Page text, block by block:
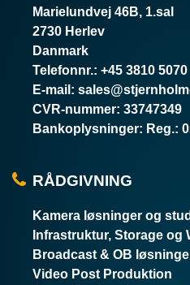
Marielundvej 46B, 1.sal
2730 Herlev
Danmark
Telefonnr.: +45 3810 5070
E-mail :
CVR-nummer: 33747349
Bankoplysninger: Reg.:
RÅDGIVNING
Kamera løsninger og
Infrastruktur, Storage og
Broadcast & OB
Video Post Produktion